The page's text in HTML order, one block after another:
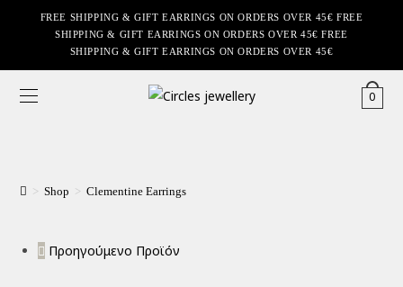
FREE SHIPPING & GIFT EARRINGS ON ORDERS OVER 45€ FREE
SHIPPING & GIFT EARRINGS ON ORDERS OVER 45€ FREE
SHIPPING & GIFT EARRINGS ON ORDERS OVER 45€
0
> Shop > Clementine Earrings
Προηγούμενο Προϊόν